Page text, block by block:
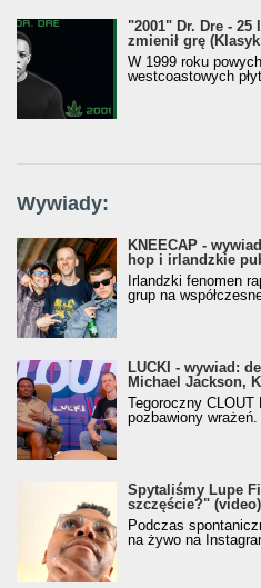
"2001" Dr. Dre -
zmienił grę
W 1999 roku
westcoastowych
Wywiady:
KNEECAP -
hop i irlandzkie
Irlandzki fenomen
grup na
LUCKI - wywiad:
Michael Jackson,
Tegoroczny CLOUT
pozbawiony wrażeń.
Spytaliśmy Lupe
szczęście?" (video)
Podczas
na żywo na